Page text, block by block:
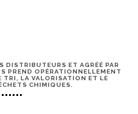
DISTRIBUTEURS ET AGRÉÉ PAR
PREND OPÉRATIONNELLEMENT
TRI, LA VALORISATION ET LE
CHIMIQUES.